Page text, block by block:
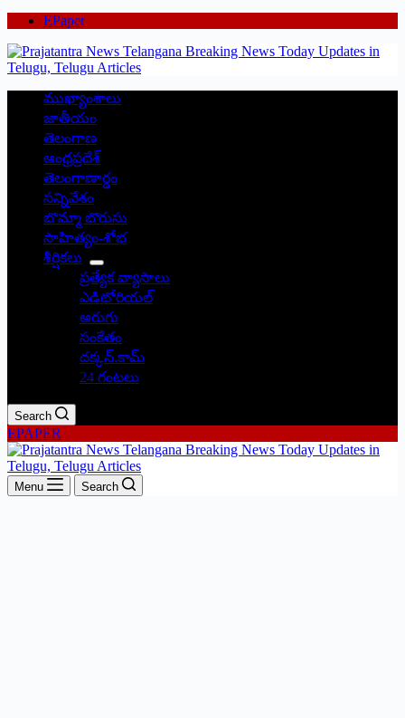
EPaper
ముఖ్యాంశాలు
జాతీయం
తెలంగాణ
ఆంధ్రప్రదేశ్
తెలంగాణార్థం
సన్నివేశం
బొమ్మా బొరుసు
సాహిత్యం-శోభ
శీర్షికలు
ప్రత్యేక వ్యాసాలు
ఎడిటోరియల్
అరుగు
సంకేతం
దక్కన్.కామ్
24 గంటలు
Search
EPAPER
Menu Search